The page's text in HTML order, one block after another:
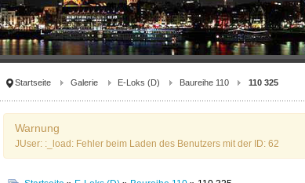
Startseite Galerie E-Loks (D) Baureihe 110 110 325
Warnung
JUser: :_load: Fehler beim Laden des Benutzers mit der ID: 62